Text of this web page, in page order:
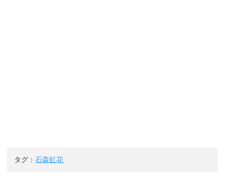
タグ：石森虹花